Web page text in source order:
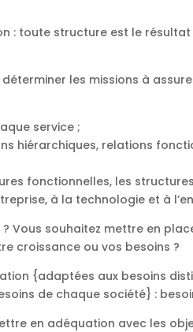
: toute structure est le
les missions à
service ;
hiérarchiques, relations
fonctionnelles, les
à la technologie et à
souhaitez mettre en
croissance ou vos besoins ?
{adaptées aux besoins
de chaque société} :
en adéquation avec les